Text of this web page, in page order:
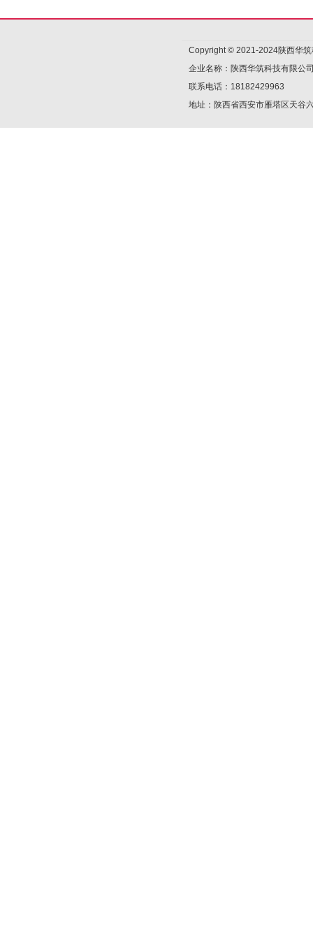
Copyright © 2021-2024陕西华
企业名称：陕西华筑科技有限公
联系电话：18182429963
地址：陕西省西安市雁塔区天谷